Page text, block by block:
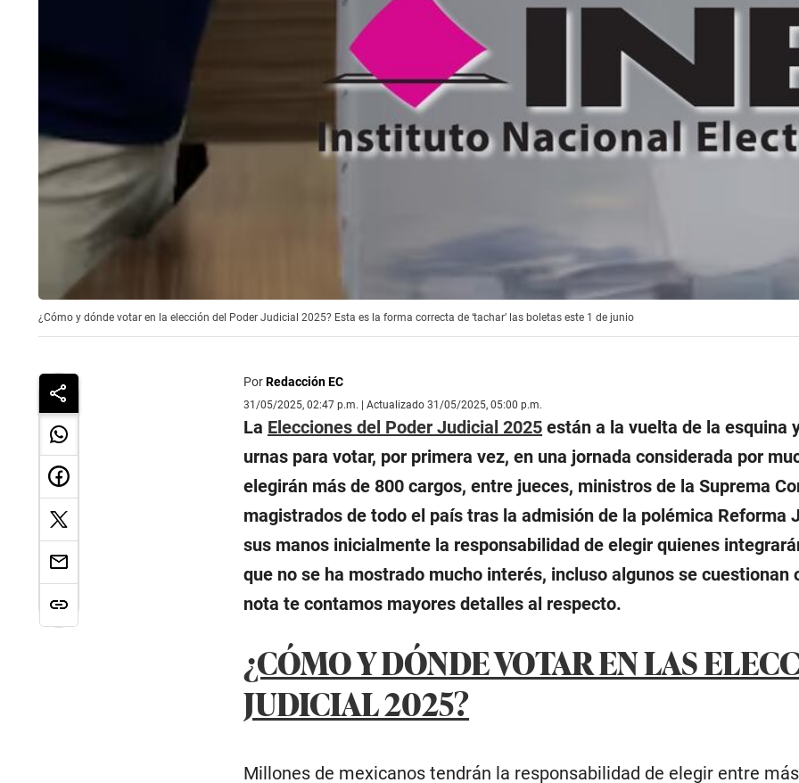
¿Cómo y dónde votar en la elección del Poder Judicial 2025? Esta es la forma correcta de ‘tachar’ las boletas este 1 de junio
PorRedacción EC
31/05/2025, 02:47 p.m. | Actualizado 31/05/2025, 05:00 p.m.
La Elecciones del Poder Judicial 2025 están a la vuelta de la esquina
urnas para votar, por primera vez, en una jornada considerada por
elegirán más de 800 cargos, entre jueces, ministros de la Suprema
magistrados de todo el país tras la admisión de la polémica
sus manos inicialmente la responsabilidad de elegir quienes
que no se ha mostrado mucho interés, incluso algunos se
nota te contamos mayores detalles al respecto.
¿CÓMO Y DÓNDE VOTAR EN LAS
JUDICIAL 2025?
Millones de mexicanos tendrán la responsabilidad de elegir entre